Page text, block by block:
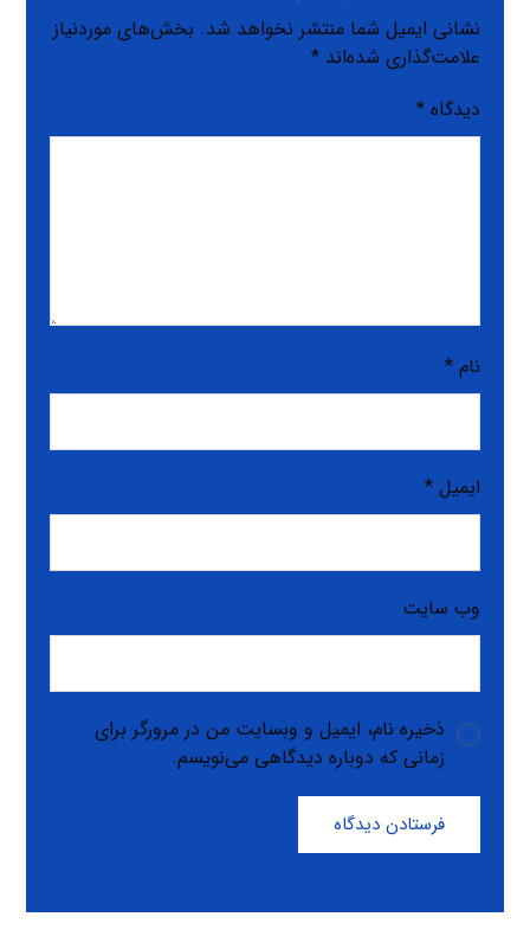
نشانی ایمیل شما منتشر نخواهد شد. بخش‌های موردنیاز
علامت‌گذاری شده‌اند*
دیدگاه*
نام*
ایمیل*
وب‌ سایت
ذخیره نام، ایمیل و وبسایت من در مرورگر برای
زمانی که دوباره دیدگاهی می‌نویسم.
فرستادن دیدگاه